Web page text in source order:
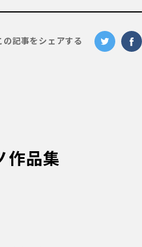
の記事をシェアする
作品集